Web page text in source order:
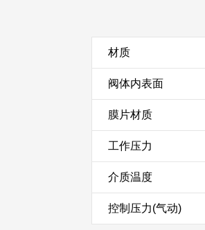
材质
阀体内表面
膜片材质
工作压力
介质温度
控制压力(气动)